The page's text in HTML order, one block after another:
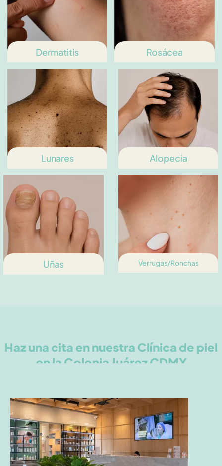
Dermatitis Rosácea
Lunares Alopecia
Uñas Verrugas/Ronchas
Haz una cita en nuestra Clínica de piel
en la Colonia Juárez CDMX